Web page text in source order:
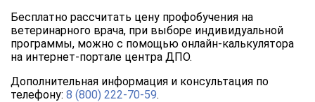
Бесплатно рассчитать цену профобучения на
ветеринарного врача, при выборе индивидуальной
программы, можно с помощью онлайн-калькулятора
на интернет-портале центра ДПО.
Дополнительная информация и консультация по
телефону: 8 (800) 222-70-59.